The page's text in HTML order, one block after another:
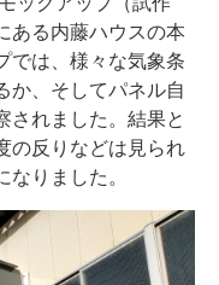
ある内藤ハウスの本
では、様々な気象条
か、そしてパネル自
されました。結果と
の反りなどは見られ
りました。